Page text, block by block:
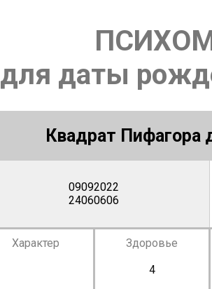
для даты
Квадрат Пифагора
09092022
24060606
Характер
Здоровье
4